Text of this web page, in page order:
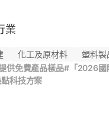
業
化工及原材料 塑料製
供免費產品樣品#「2026國
科技方案